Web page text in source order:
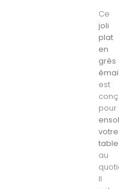
Ce
joli
plat
en
grès
est
pour
votre
table
au
Il